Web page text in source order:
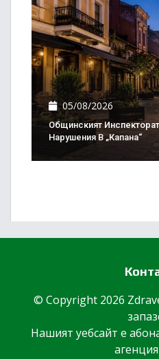
05/08/2026
Общинският
Нарушения В „Капана“
© Copyright 2026
Нашият уебсайт е
агенция